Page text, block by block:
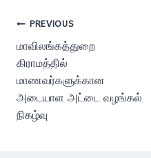
Post
navigation
PREVIOUS
மாவிலங்கத்துறை
கிராமத்தில்
மாணவர்களுக்கான
அடையாள அட்டை வழங்கல்
நிகழ்வு